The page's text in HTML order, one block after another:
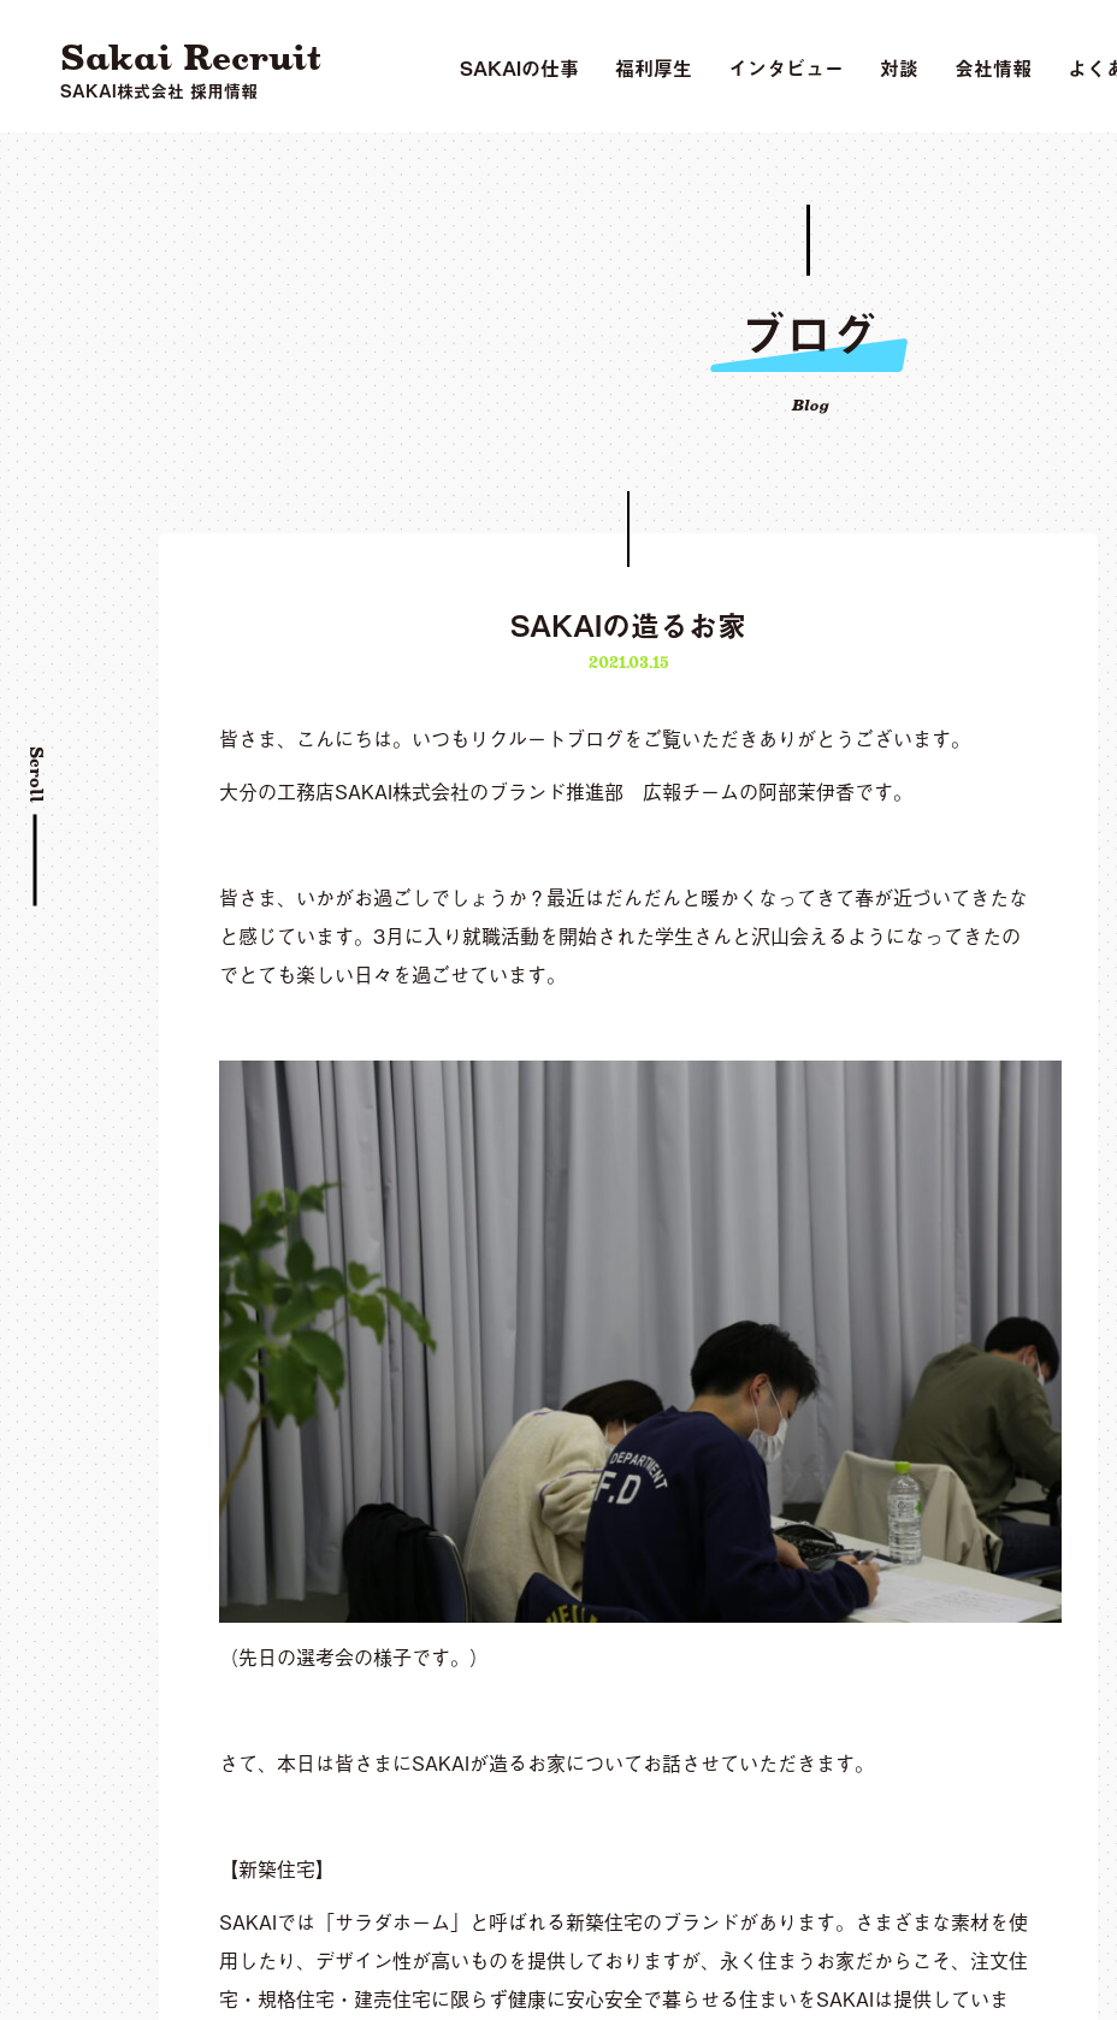
Sakai Recruit
SAKAI株式会社 採用情報
SAKAIの仕事 福利厚生 インタビュー 対談 会社情報 よく
ブログ
Blog
SAKAIの造るお家
2021.03.15
皆さま、こんにちは。いつもリクルートブログをご覧いただきありがとうございます。
大分の工務店SAKAI株式会社のブランド推進部 広報チームの阿部茉伊香です。
皆さま、いかがお過ごしでしょうか？最近はだんだんと暖かくなってきて春が近づいてきたな
と感じています。3月に入り就職活動を開始された学生さんと沢山会えるようになってきたの
でとても楽しい日々を過ごせています。
（先日の選考会の様子です。）
さて、本日は皆さまにSAKAIが造るお家についてお話させていただきます。
【新築住宅】
SAKAIでは「サラダホーム」と呼ばれる新築住宅のブランドがあります。さまざまな素材を使
用したり、デザイン性が高いものを提供しておりますが、永く住まうお家だからこそ、注文住
宅・規格住宅・建売住宅に限らず健康に安心安全で暮らせる住まいをSAKAIは提供していま
Scroll